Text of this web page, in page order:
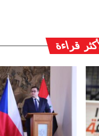
قراءة